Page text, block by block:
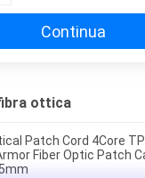
Continua
ottica
Patch Cord 4Core
Fiber Optic Patch